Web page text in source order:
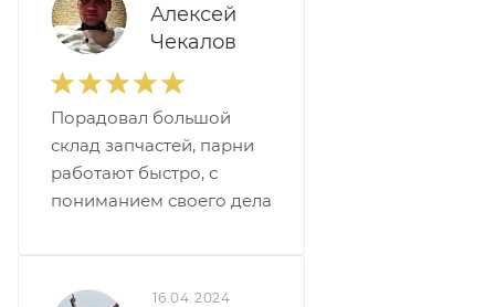
Алексей
Чекалов
Порадовал большой
склад запчастей, парни
работают быстро, с
пониманием своего дела
16.04.2024